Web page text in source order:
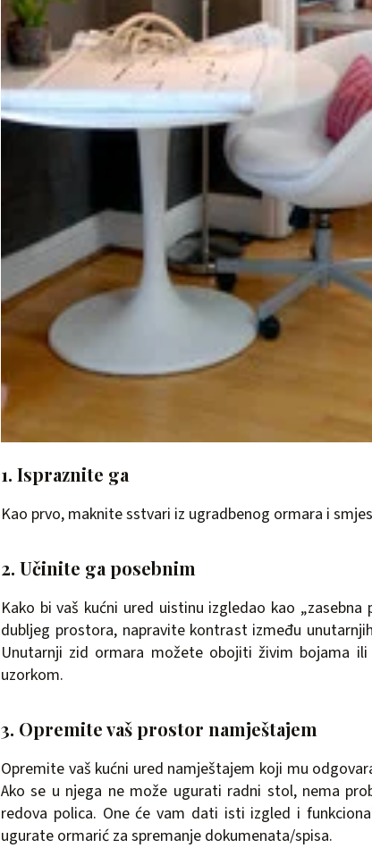
1. Ispraznite ga
Kao prvo, maknite sstvari iz ugradbenog ormara i
2. Učinite ga posebnim
Kako bi vaš kućni ured uistinu izgledao kao
dubljeg prostora, napravite kontrast između
Unutarnji zid ormara možete obojiti živim bojama
uzorkom.
3. Opremite vaš prostor namještajem
Opremite vaš kućni ured namještajem koji mu
Ako se u njega ne može ugurati radni stol, nema
redova polica. One će vam dati isti izgled i
ugurate ormarić za spremanje dokumenata/spisa.